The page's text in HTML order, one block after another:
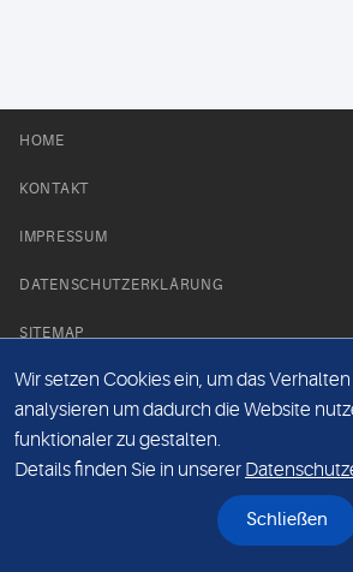
HOME
KONTAKT
IMPRESSUM
DATENSCHUTZERKLÄRUNG
SITEMAP
NEWS PARTNER
Wir setzen Cookies ein, um das
analysieren um dadurch die Website
funktionaler zu gestalten.
Details finden Sie in unserer
Schließen